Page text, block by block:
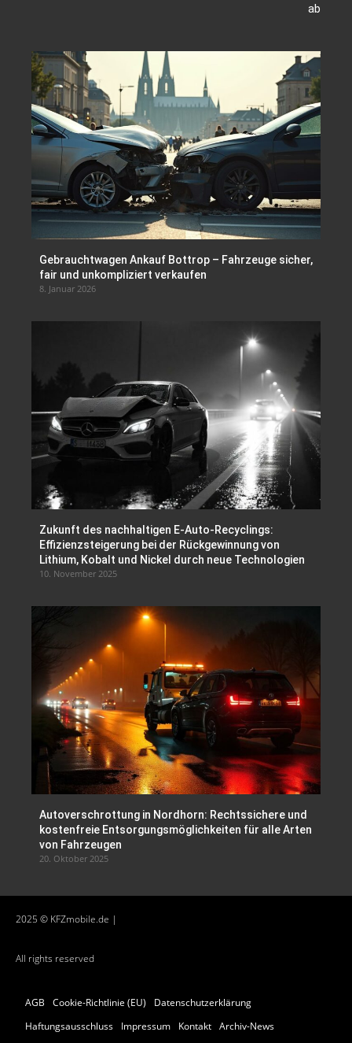
ab
Gebrauchtwagen Ankauf Bottrop – Fahrzeuge sicher,
fair und unkompliziert verkaufen
8. Januar 2026
Zukunft des nachhaltigen E-Auto-Recyclings:
Effizienzsteigerung bei der Rückgewinnung von
Lithium, Kobalt und Nickel durch neue Technologien
10. November 2025
Autoverschrottung in Nordhorn: Rechtssichere und
kostenfreie Entsorgungsmöglichkeiten für alle Arten
von Fahrzeugen
20. Oktober 2025
2025 © KFZmobile.de |
All rights reserved
AGB Cookie-Richtlinie (EU)
Datenschutzerklärung
Haftungsausschluss
Impressum Kontakt Archiv-News